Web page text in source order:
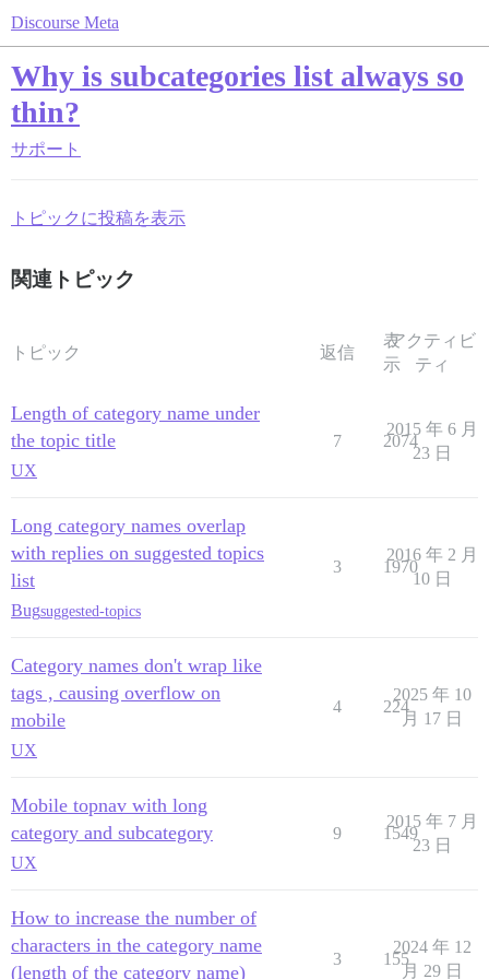
Discourse Meta
Why is subcategories list always so
thin?
サポート
トピックに投稿を表示
関連トピック
トピック 返信
表
示
アクティビ
ティ
Length of category name under
the topic title
UX
7 2074
2015 年 6 月
23 日
Long category names overlap
with replies on suggested topics
list
Bugsuggested-topics
3 1970
2016 年 2 月
10 日
Category names don't wrap like
tags , causing overflow on
mobile
UX
4 224
2025 年 10
月 17 日
Mobile topnav with long
category and subcategory
UX
9 1549
2015 年 7 月
23 日
How to increase the number of
characters in the category name
(length of the category name)
3 155
2024 年 12
月 29 日